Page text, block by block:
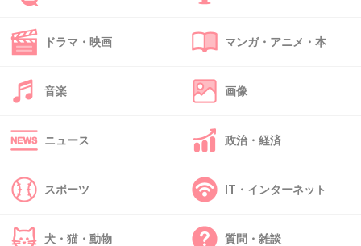
出典：killkorea.iza.ne.jp
幸せを絵に描いたかのような感じで、こんなの
おしんじゃない
ドラマ・映画 マンガ・アニメ・本
音楽 画像
ニュース 政治・経済
スポーツ IT・インターネット
犬・猫・動物 質問・雑談